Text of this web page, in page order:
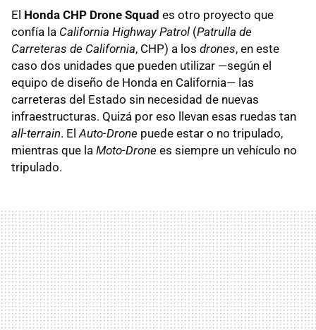
El Honda CHP Drone Squad es otro proyecto que
confía la California Highway Patrol (Patrulla de
Carreteras de California, CHP) a los drones, en este
caso dos unidades que pueden utilizar —según el
equipo de diseño de Honda en California— las
carreteras del Estado sin necesidad de nuevas
infraestructuras. Quizá por eso llevan esas ruedas tan
all-terrain. ElAuto-Drone puede estar o no tripulado,
mientras que la Moto-Drone es siempre un vehículo no
tripulado.